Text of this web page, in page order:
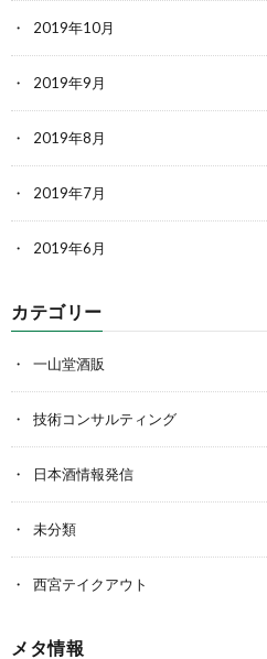
2019年10月
2019年9月
2019年8月
2019年7月
2019年6月
カテゴリー
一山堂酒販
技術コンサルティング
日本酒情報発信
未分類
西宮テイクアウト
メタ情報